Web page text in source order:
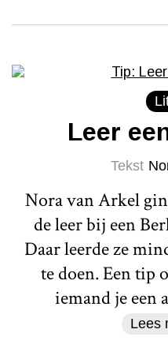
Leer
Tekst
Nora van Arkel
de leer bij een
Daar leerde ze
te doen. Een tip
iemand je een
Lees